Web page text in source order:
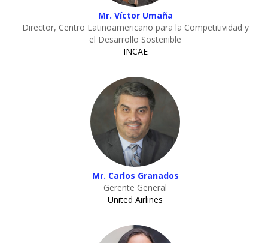
Mr. Víctor Umaña
Director, Centro Latinoamericano para la Competitividad y
el Desarrollo Sostenible
INCAE
Mr. Carlos Granados
Gerente General
United Airlines